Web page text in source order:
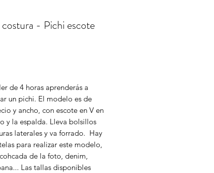
costura - Pichi escote
de 4 horas aprenderás a
un pichi. El modelo es de
y ancho, con escote en V en
y la espalda. Lleva bolsillos
laterales y va forrado. Hay
para realizar este modelo,
de la foto, denim,
Las tallas disponibles